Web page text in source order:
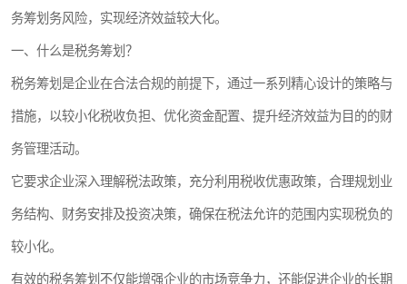
务筹划务风险，实现经济效益较大化。
一、什么是税务筹划？
税务筹划是企业在合法合规的前提下，通过一系列精心设计的策略与
措施，以较小化税收负担、优化资金配置、提升经济效益为目的的财
务管理活动。
它要求企业深入理解税法政策，充分利用税收优惠政策，合理规划业
务结构、财务安排及投资决策，确保在税法允许的范围内实现税负的
较小化。
有效的税务筹划不仅能增强企业的市场竞争力，还能促进企业的长期